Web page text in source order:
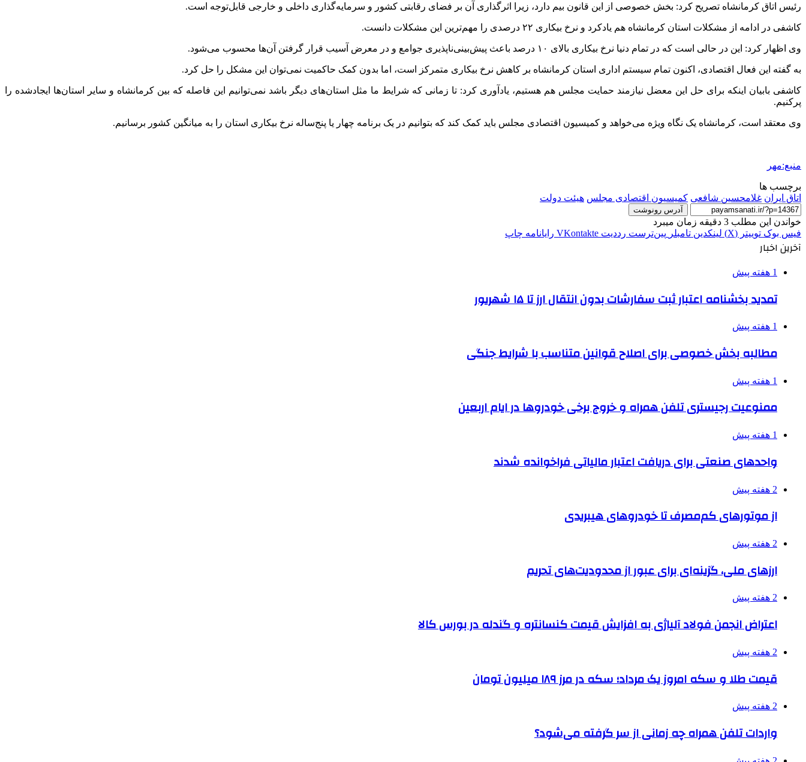
رئیس اتاق کرمانشاه تصریح کرد: بخش خصوصی از این قانون بیم دارد، زیرا اثرگذاری آن بر فضای رقابتی کشور و سرمایه‌گذاری داخلی و خارجی قابل‌توجه است.
کاشفی در ادامه از مشکلات استان کرمانشاه هم یادکرد و نرخ بیکاری ۲۲ درصدی را مهم‌ترین این مشکلات دانست.
وی اظهار کرد: این در حالی است که در تمام دنیا نرخ بیکاری بالای ۱۰ درصد باعث پیش‌بینی‌ناپذیری جوامع و در معرض آسیب قرار گرفتن آن‌ها محسوب می‌شود.
به گفته این فعال اقتصادی، اکنون تمام سیستم اداری استان کرمانشاه بر کاهش نرخ بیکاری متمرکز است، اما بدون کمک حاکمیت نمی‌توان این مشکل را حل کرد.
کاشفی بابیان اینکه برای حل این معضل نیازمند حمایت مجلس هم هستیم، یادآوری کرد: تا زمانی که شرایط ما مثل استان‌های دیگر باشد نمی‌توانیم این فاصله که بین کرمانشاه و سایر استان‌ها ایجادشده را
پرکنیم.
وی معتقد است، کرمانشاه یک نگاه ویژه می‌خواهد و کمیسیون اقتصادی مجلس باید کمک کند که بتوانیم در یک برنامه چهار یا پنج‌ساله نرخ بیکاری استان را به میانگین کشور برسانیم.
منبع:مهر
برچسب ها
اتاق ایران غلامحسین شافعی کمیسیون اقتصادی مجلس هیئت دولت
آدرس رونوشت
خواندن این مطلب 3 دقیقه زمان میبرد
فیس بوک توییتر (X) لینکدین ‫تامبلر ‫پین‌ترست ‫رددیت ‫VKontakte رایانامه چاپ
آخرین اخبار
1 هفته پیش
تمدید بخشنامه اعتبار ثبت سفارشات بدون انتقال ارز تا ۱۵ شهریور
1 هفته پیش
مطالبه بخش خصوصی برای اصلاح قوانین متناسب با شرایط جنگی
1 هفته پیش
ممنوعیت رجیستری تلفن همراه و خروج برخی خودروها در ایام اربعین
1 هفته پیش
واحدهای صنعتی برای دریافت اعتبار مالیاتی فراخوانده شدند
2 هفته پیش
از موتورهای کم‌مصرف تا خودروهای هیبریدی
2 هفته پیش
ارزهای ملی، گزینه‌ای برای عبور از محدودیت‌های تحریم
2 هفته پیش
اعتراض انجمن فولاد آلیاژی به افزایش قیمت کنسانتره و گندله در بورس کالا
2 هفته پیش
قیمت طلا و سکه امروز یک مرداد؛ سکه در مرز ۱۸۹ میلیون تومان
2 هفته پیش
واردات تلفن همراه چه زمانی از سر گرفته می‌شود؟